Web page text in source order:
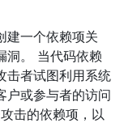
建一个依赖项关
洞。 当代码依赖
击者试图利用系统
户或参与者的访问
击的依赖项，以